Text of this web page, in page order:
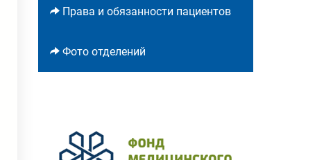
Права и обязанности пациентов
Фото отделений